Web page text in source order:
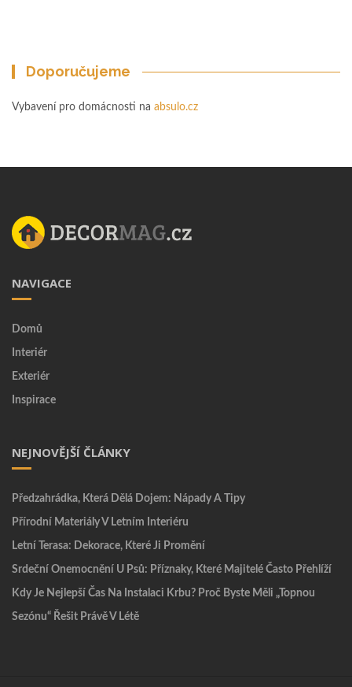
Doporučujeme
Vybavení pro domácnosti na absulo.cz
NAVIGACE
Domů
Interiér
Exteriér
Inspirace
NEJNOVĚJŠÍ ČLÁNKY
Předzahrádka, Která Dělá Dojem: Nápady A Tipy
Přírodní Materiály V Letním Interiéru
Letní Terasa: Dekorace, Které Ji Promění
Srdeční Onemocnění U Psů: Příznaky, Které Majitelé Často Přehlíží
Kdy Je Nejlepší Čas Na Instalaci Krbu? Proč Byste Měli „topnou
Sezónu“ Řešit Právě V Létě